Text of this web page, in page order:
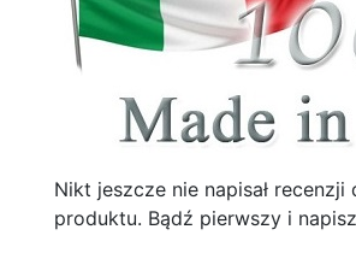
Nikt jeszcze nie napisał recenzji
produktu. Bądź pierwszy i